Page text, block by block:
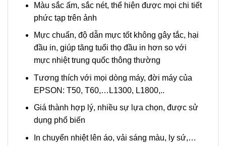
Màu sắc ấm, sắc nét, thể hiện được mọi chi tiết
phức tạp trên ảnh
Mực chuẩn, độ dẫn mực tốt không gây tắc, hại
đầu in, giúp tăng tuổi thọ đầu in hơn so với
mực nhiệt trung quốc thông thường
Tương thích với mọi dòng máy, đời máy của
EPSON: T50, T60,…L1300, L1800,..
Giá thành hợp lý, nhiều sự lựa chọn, được sử
dụng phổ biến
In chuyển nhiệt lên áo, vải sáng màu, ly sứ,…